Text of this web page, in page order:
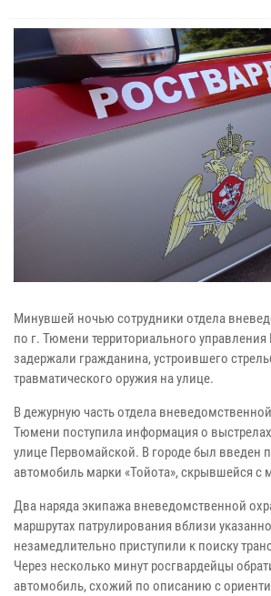
Минувшей ночью сотрудники отдела
по г. Тюмени территориального управления
задержали гражданина, устроившего
травматического оружия на улице.
В дежурную часть отдела
Тюмени поступила информация о
улице Первомайской. В городе был введен
автомобиль марки «Тойота», скрывшейся с
Два наряда экипажа вневедомственной
маршрутах патрулирования вблизи
незамедлительно приступили к поиску
Через несколько минут росгвардейцы
автомобиль, схожий по описанию с